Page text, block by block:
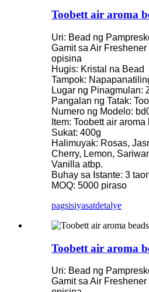
Toobett air aroma
Uri: Bead ng
Gamit sa Air
opisina
Hugis: Kristal na Bead
Tampok:
Lugar ng Pinagmulan:
Pangalan ng Tatak:
Numero ng Modelo:
Item: Toobett air
Sukat: 400g
Halimuyak: Rosas,
Cherry, Lemon,
Vanilla atbp.
Buhay sa Istante: 3
MOQ: 5000 piraso
pagsisiyasatdetalye
Toobett air aroma
Uri: Bead ng
Gamit sa Air